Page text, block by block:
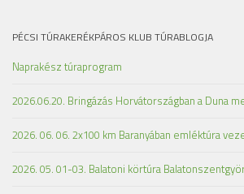
PÉCSI TÚRAKERÉKPÁROS KLUB TÚRABLOGJA
Naprakész túraprogram
2026.06.20. Bringázás Horvátországban a Duna
2026. 06. 06. 2x100 km Baranyában emléktúra
2026. 05. 01-03. Balatoni körtúra